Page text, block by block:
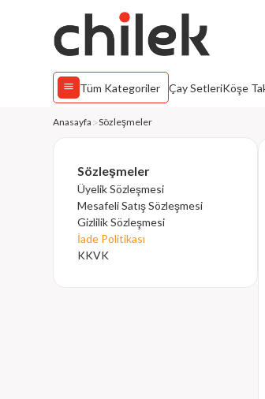
Tüm Kategoriler Çay SetleriKöşe
Anasayfa Sözleşmeler
Sözleşmeler
Üyelik Sözleşmesi
Mesafeli Satış Sözleşmesi
Gizlilik Sözleşmesi
İade Politikası
KKVK